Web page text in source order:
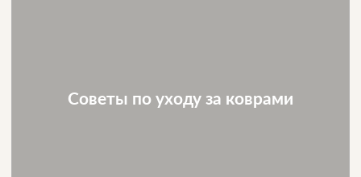
Советы по уходу за коврами